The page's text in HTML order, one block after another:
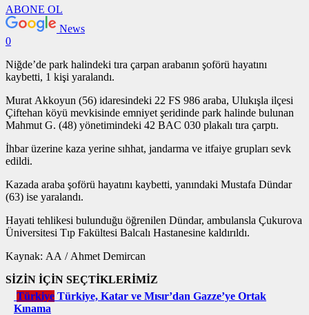
ABONE OL
News
0
Niğde’de park halindeki tıra çarpan arabanın şoförü hayatını
kaybetti, 1 kişi yaralandı.
Murat Akkoyun (56) idaresindeki 22 FS 986 araba, Ulukışla ilçesi
Çiftehan köyü mevkisinde emniyet şeridinde park halinde bulunan
Mahmut G. (48) yönetimindeki 42 BAC 030 plakalı tıra çarptı.
İhbar üzerine kaza yerine sıhhat, jandarma ve itfaiye grupları sevk
edildi.
Kazada araba şoförü hayatını kaybetti, yanındaki Mustafa Dündar
(63) ise yaralandı.
Hayati tehlikesi bulunduğu öğrenilen Dündar, ambulansla Çukurova
Üniversitesi Tıp Fakültesi Balcalı Hastanesine kaldırıldı.
Kaynak: AA / Ahmet Demircan
SİZİN İÇİN SEÇTİKLERİMİZ
Türkiye Türkiye, Katar ve Mısır’dan Gazze’ye Ortak
Kınama